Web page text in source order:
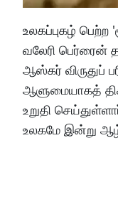
உலகப்புகழ்
வலேரி பெர்ரைன்
ஆஸ்கர் விருதுப்
ஆளுமையாகத்
உறுதி
உலகமே இன்று